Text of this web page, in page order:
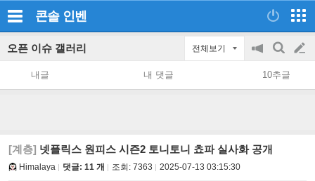
콘솔 인벤
오픈 이슈 갤러리 전체보기
공
지
on/off
검
색
글
쓰
내글 내 댓글 10추글
[계층] 넷플릭스 원피스 시즌2 토니토니 쵸파 실사화 공개
Himalaya 댓글: 11 개 조회: 7363 2025-07-13 03:15:30